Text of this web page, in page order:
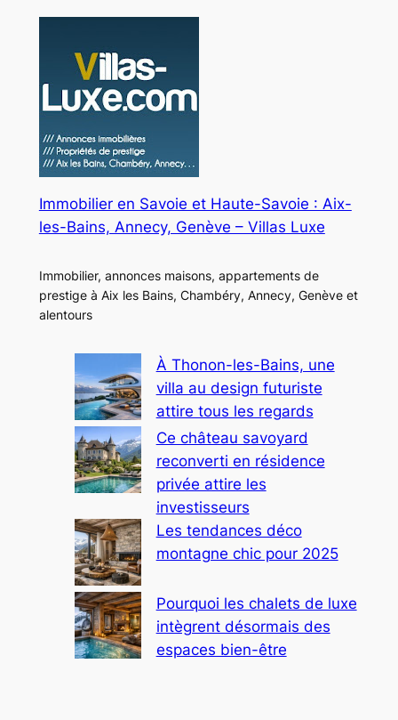
Immobilier en Savoie et Haute-Savoie : Aix-
les-Bains, Annecy, Genève – Villas Luxe
Immobilier, annonces maisons, appartements de
prestige à Aix les Bains, Chambéry, Annecy, Genève et
alentours
À Thonon-les-Bains, une
villa au design futuriste
attire tous les regards
Ce château savoyard
reconverti en résidence
privée attire les
investisseurs
Les tendances déco
montagne chic pour 2025
Pourquoi les chalets de luxe
intègrent désormais des
espaces bien-être